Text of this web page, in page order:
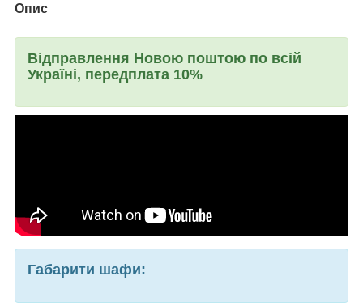
Опис
Відправлення Новою поштою по всій
Україні, передплата 10%
Габарити шафи: